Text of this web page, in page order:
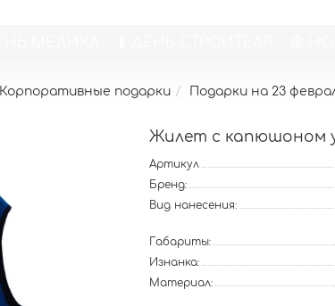
Корпоративные подарки Подарки на 23
Жилет с капюшоном
Артикул
Бренд:
Вид нанесения:
Габариты:
Изнанка:
Материал: